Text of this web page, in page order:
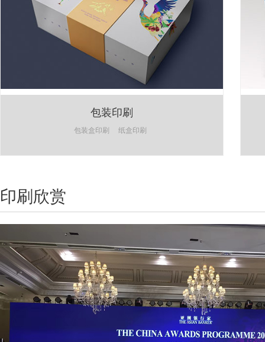
包装印刷
包装盒印刷 纸盒印刷
印刷欣赏